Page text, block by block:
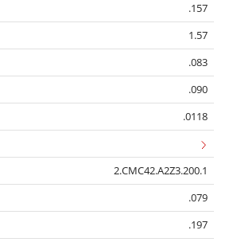
.157
1.57
.083
.090
.0118
2.CMC42.A2Z3.200.1
.079
.197